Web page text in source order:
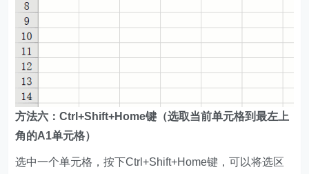
方法六：Ctrl+Shift+Home键（选取当前单元格到最左上
角的A1单元格）
选中一个单元格，按下Ctrl+Shift+Home键，可以将选区